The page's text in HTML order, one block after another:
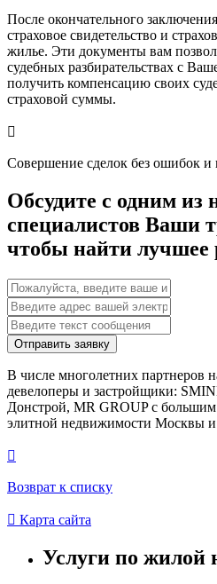
После окончательного
страховое свидетельство и
жилье. Эти документы вам
судебных разбирательствах с
получить компенсацию своих
страховой суммы.

Совершение сделок без ошибок и
Обсудите с одним из
специалистов Ваши
чтобы найти лучшее
Отправить заявку
В числе многолетних партнеров
девелоперы и застройщики:
Донстрой, MR GROUP c
элитной недвижимости Москвы и

Возврат к списку
 Карта сайта
Услуги по жилой